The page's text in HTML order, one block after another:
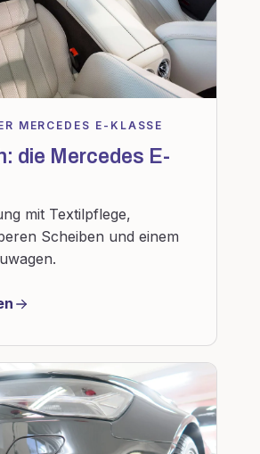
MERCEDES E-KLASSE
die Mercedes E-
mit Textilpflege,
Scheiben und einem